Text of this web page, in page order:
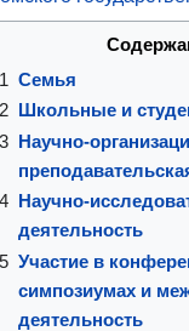
1 Семья
2
Школьные и
3 Научно-
4
Научно-
деятельность
5 Участие в
симпозиумах и
деятельность